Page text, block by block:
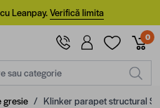
Leanpay.Verifică limita
0
sau categorie
gresie / Klinker parapet structural